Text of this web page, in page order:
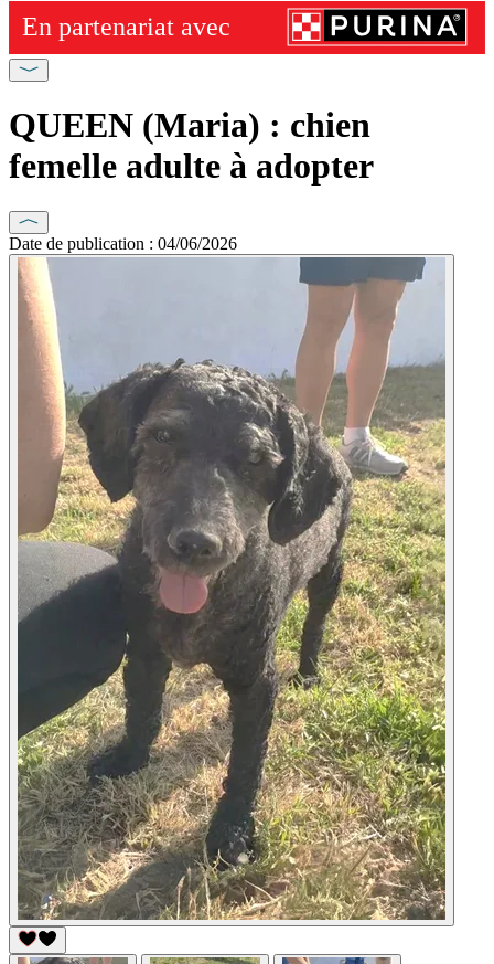
QUEEN (Maria) : chien
femelle adulte à adopter
Date de publication : 04/06/2026